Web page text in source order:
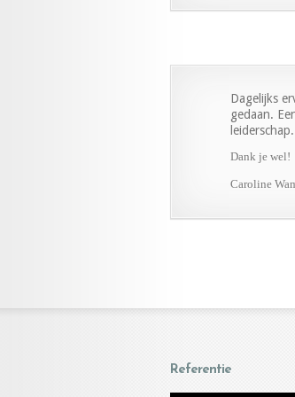
Dagelijks
gedaan.
leiderschap.
Dank je wel!
Caroline
Referentie